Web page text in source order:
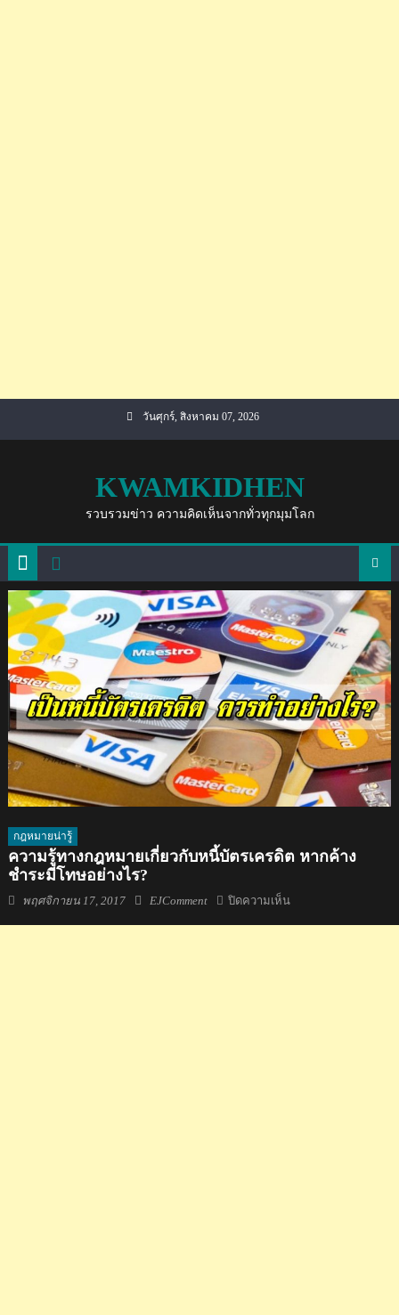
วันศุกร์, สิงหาคม 07, 2026
KWAMKIDHEN
รวบรวมข่าว ความคิดเห็นจากทั่วทุกมุมโลก
กฎหมายน่ารู้
ความรู้ทางกฎหมายเกี่ยวกับหนี้บัตรเครดิต หากค้าง
ชำระมีโทษอย่างไร?
Posted
พฤศจิกายน 17, 2017 Author
EJComment ปิดความเห็นบน